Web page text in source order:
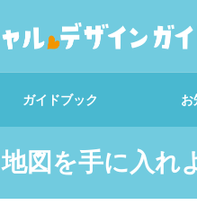
ガイドブック お
図を手に入れ